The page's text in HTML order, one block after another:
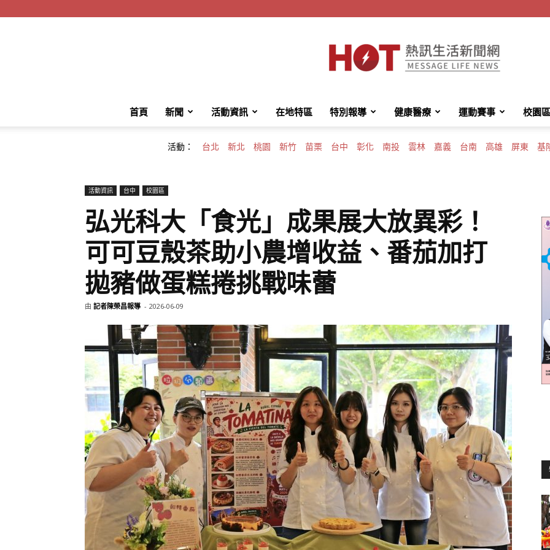
HotMessage
生
活
新
首頁 新聞 活動資訊 在地特區 特別報導 健康醫療 運動賽事 校園區
活動： 台北 新北 桃園 新竹 苗栗 台中 彰化 南投 雲林 嘉義 台南 高雄 屏東 基
活動資訊 台中 校園區
弘光科大「食光」成果展大放異彩！
可可豆殼茶助小農增收益、番茄加打
拋豬做蛋糕捲挑戰味蕾
由 記者陳榮昌報導 - 2026-06-09